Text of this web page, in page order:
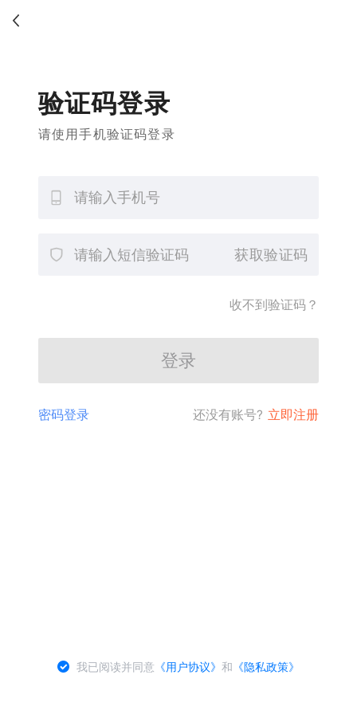
验证码登录
请使用手机验证码登录
获取验证码
收不到验证码？
登录
密码登录 还没有账号? 立即注册
我已阅读并同意 《用户协议》和 《隐私政策》